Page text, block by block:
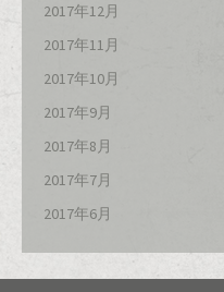
2017年12月
2017年11月
2017年10月
2017年9月
2017年8月
2017年7月
2017年6月